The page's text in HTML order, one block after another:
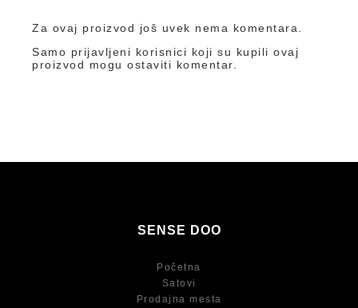
Za ovaj proizvod još uvek nema komentara.
Samo prijavljeni korisnici koji su kupili ovaj
proizvod mogu ostaviti komentar.
SENSE DOO
Početna
Satovi
Prodajna mesta